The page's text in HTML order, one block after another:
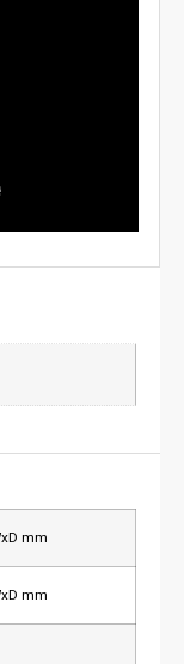
mm
mm